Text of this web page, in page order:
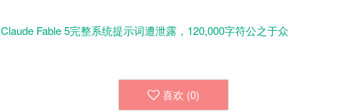
Claude Fable 5完整系统提示词遭泄露，120,000字符公之于众
喜欢 (0)